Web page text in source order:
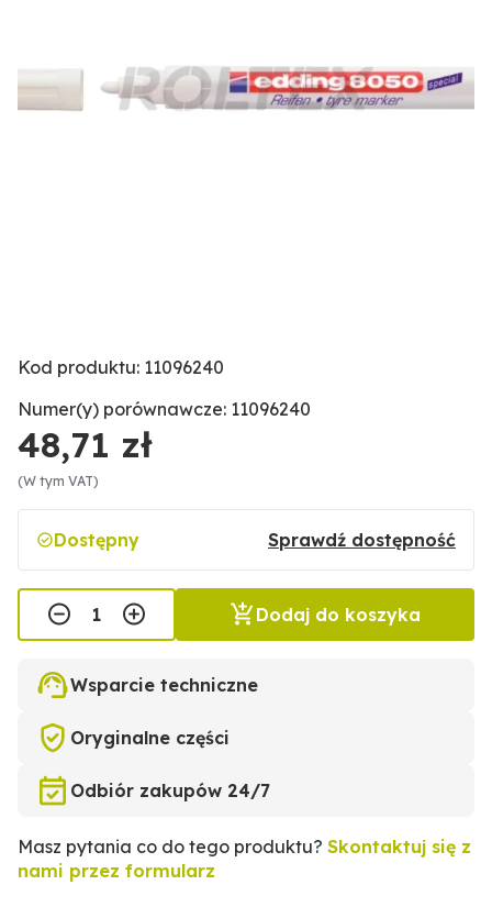
Kod produktu: 11096240
Numer(y) porównawcze: 11096240
48,71 zł
(W tym VAT)
Dostępny Sprawdź dostępność
Dodaj do koszyka
Wsparcie techniczne
Oryginalne części
Odbiór zakupów 24/7
Masz pytania co do tego produktu? Skontaktuj się z
nami przez formularz